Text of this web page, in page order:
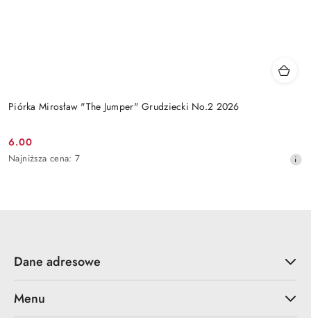
Piórka Mirosław "The Jumper" Grudziecki No.2 2026
Cena
promocyjna:
6.00
Najniższa
Najniższa cena: 7
Dane adresowe
Menu